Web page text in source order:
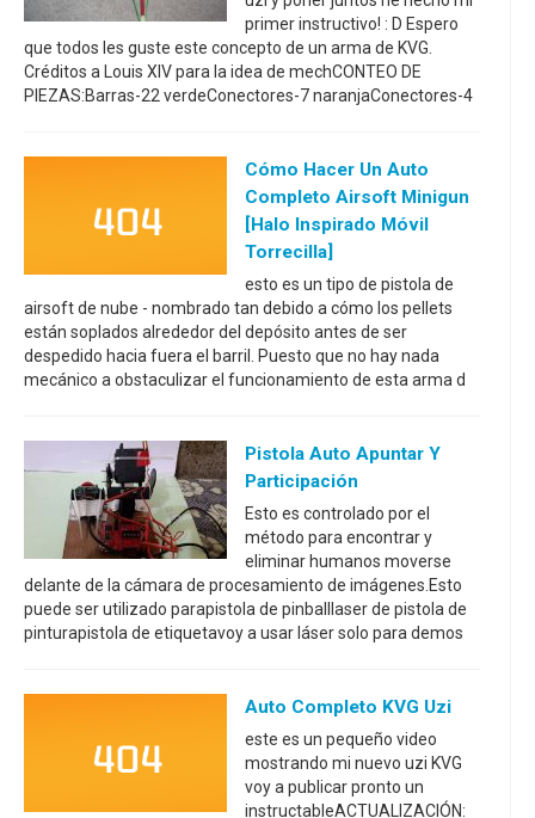
primer instructivo! : D Espero
que todos les guste este concepto de un arma de KVG.
Créditos a Louis XIV para la idea de mechCONTEO DE
PIEZAS:Barras-22 verdeConectores-7 naranjaConectores-4
Cómo Hacer Un Auto
Completo Airsoft Minigun
[Halo Inspirado Móvil
Torrecilla]
esto es un tipo de pistola de
airsoft de nube - nombrado tan debido a cómo los pellets
están soplados alrededor del depósito antes de ser
despedido hacia fuera el barril. Puesto que no hay nada
mecánico a obstaculizar el funcionamiento de esta arma d
Pistola Auto Apuntar Y
Participación
Esto es controlado por el
método para encontrar y
eliminar humanos moverse
delante de la cámara de procesamiento de imágenes.Esto
puede ser utilizado parapistola de pinballlaser de pistola de
pinturapistola de etiquetavoy a usar láser solo para demos
Auto Completo KVG Uzi
este es un pequeño video
mostrando mi nuevo uzi KVG
voy a publicar pronto un
instructableACTUALIZACIÓN: